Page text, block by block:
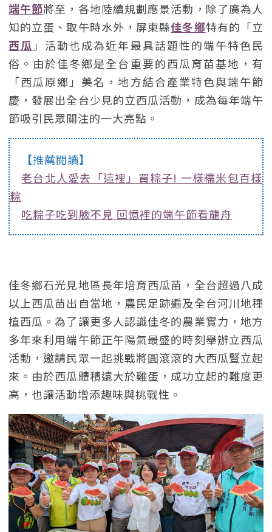
端午節將至，各地陸續規劃應景活動，除了廣為人
知的立蛋、取午時水外，屏東縣佳冬鄉特有的「立
西瓜 」活動也成為近年最具話題性的端午特色民
俗。由於佳冬鄉是全台重要的西瓜育苗基地，有
「西瓜原鄉」美名，地方結合產業特色與端午節
慶，發展出全台少見的立西瓜活動，成為每年端午
節吸引民眾關注的一大亮點。
【推薦閱讀】
老台北人愛去「這裡」買粽子! 一樣糯米包百樣
粽
吃粽子吃到臉不見 回憶裡的端午節看龍舟
佳冬鄉石光見地區長年培育西瓜苗，全台超過八成
以上西瓜苗出自當地，農民足跡遍及全台河川地種
植西瓜。為了讓更多人認識佳冬的農業實力，地方
多年來利用端午節正午陽氣最盛的時刻舉辦立西瓜
活動，邀請民眾一起挑戰將圓滾滾的大西瓜豎立起
來。由於西瓜體積遠大於雞蛋，成功立起的難度更
高，也讓活動增添趣味與挑戰性。